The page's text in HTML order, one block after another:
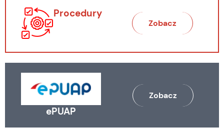
Procedury
Zobacz
ePUAP
Zobacz